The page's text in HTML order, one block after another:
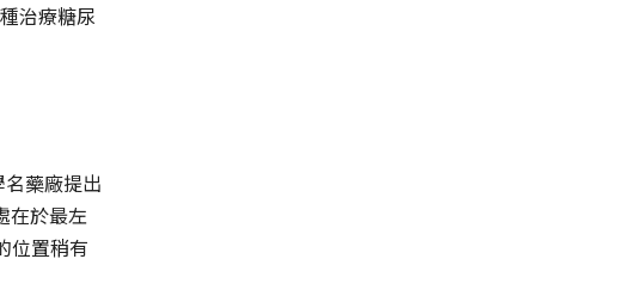
治療糖尿
藥廠提出
在於最左
位置稍有